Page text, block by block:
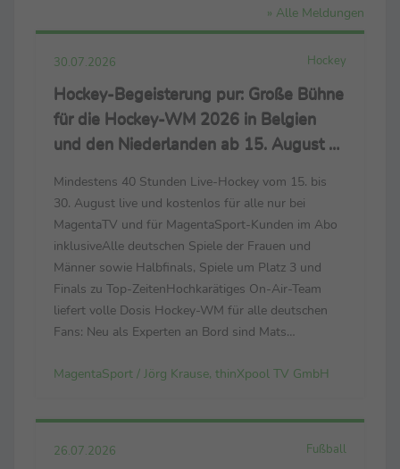
» Alle Meldungen
30.07.2026 Hockey
Hockey-Begeisterung pur: Große Bühne
für die Hockey-WM 2026 in Belgien
und den Niederlanden ab 15. August –
MagentaTV
Mindestens 40 Stunden Live-Hockey vom 15. bis
30. August live und kostenlos für alle nur bei
MagentaTV und für MagentaSport-Kunden im Abo
inklusiveAlle deutschen Spiele der Frauen und
Männer sowie Halbfinals, Spiele um Platz 3 und
Finals zu Top-ZeitenHochkarätiges On-Air-Team
liefert volle Dosis Hockey-WM für alle deutschen
Fans: Neu als Experten an Bord sind Mats
Leistungsträger ihrer Nationalteams Der
MagentaSport / Jörg Krause, thinXpool TV GmbH
26.07.2026 Fußball